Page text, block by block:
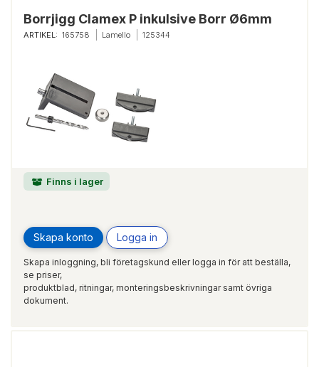
Borrjigg Clamex P inkulsive Borr Ø6mm
ARTIKEL: 165758 Lamello 125344
Finns i lager
Skapa konto Logga in
Skapa inloggning, bli företagskund eller logga in för att beställa,
se priser,
produktblad, ritningar, monteringsbeskrivningar samt övriga
dokument.